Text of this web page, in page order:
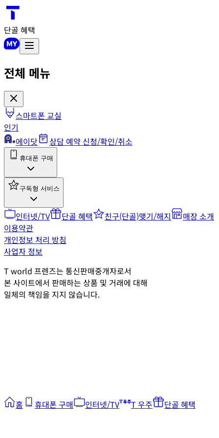
단골 혜택
전체 메뉴
스마트폰 교실
인기
에이닷
상담 예약 신청/확인/취소
휴대폰 구매
구독형 서비스
인터넷/TV 단골 혜택 친구(단골)맺기/해지
매장 소개
이용약관
개인정보 처리 방침
사업자 정보
T world 프렌즈는 통신판매중개자로서
본 사이트에서 판매하는 상품 및 거래에 대해
일체의 책임을 지지 않습니다.
홈 휴대폰 구매 인터넷/TV T 우주 단골 혜택